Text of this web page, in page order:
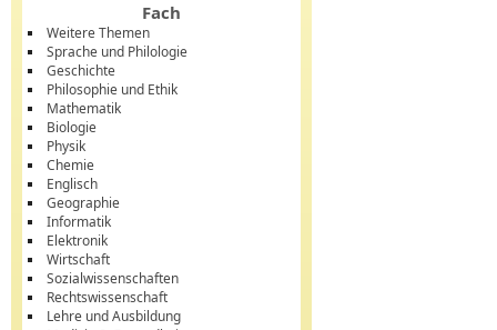
Fach
Weitere Themen
Sprache und Philologie
Geschichte
Philosophie und Ethik
Mathematik
Biologie
Physik
Chemie
Englisch
Geographie
Informatik
Elektronik
Wirtschaft
Sozialwissenschaften
Rechtswissenschaft
Lehre und Ausbildung